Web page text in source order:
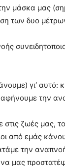
μάσκα μας
των δυο
γι′
αφήνουμε την
ζωές μας,
από εμάς
την
μας